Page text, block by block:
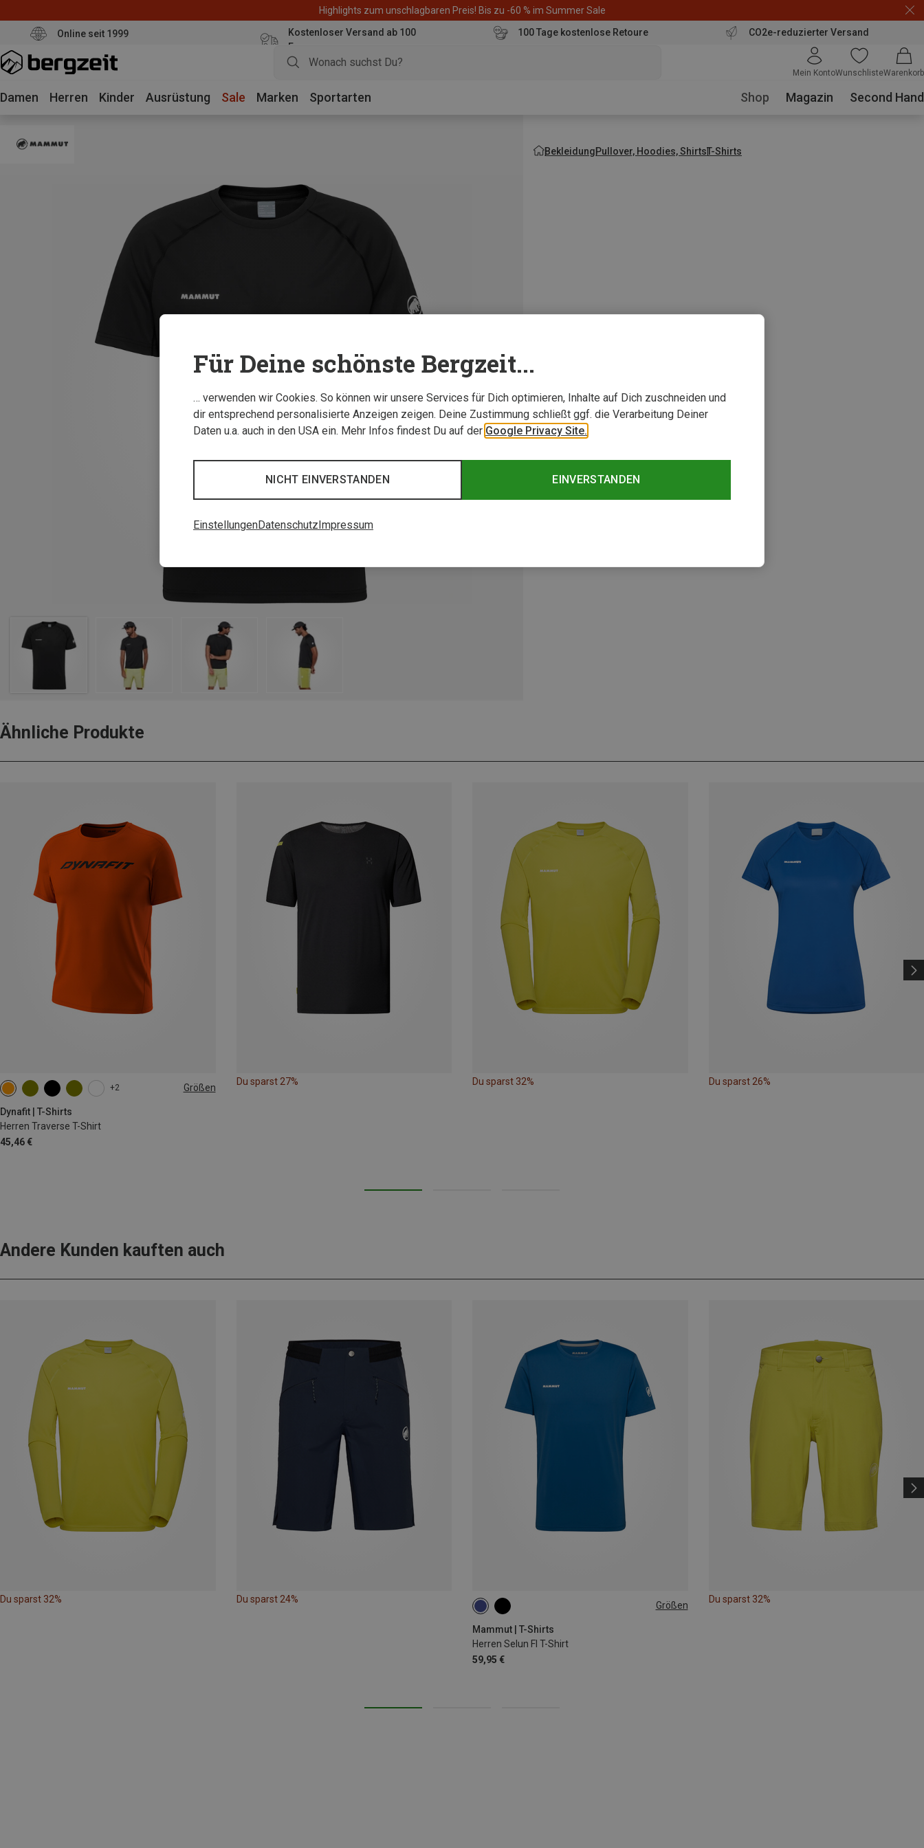
Highlights zum unschlagbaren Preis! Bis zu -60 % im Summer Sale
Online seit 1999
Kostenloser Versand ab 100
Euro
100 Tage kostenlose Retoure CO2e-reduzierter Versand
Mein KontoWunschlisteWarenkorb
Damen Herren Kinder Ausrüstung Sale Marken Sportarten Shop Magazin Second Hand
BekleidungPullover, Hoodies, ShirtsT-Shirts
Ähnliche Produkte
+2 Größen
Dynafit | T-Shirts
Herren Traverse T-Shirt
45,46 €
S M L XL XXL
Du sparst 27% Du sparst 32% Du sparst 26%
Andere Kunden kauften auch
Du sparst 32% Du sparst 24%
Größen
Mammut | T-Shirts
Herren Selun Fl T-Shirt
59,95 €
XL
Du sparst 32%
Für Deine schönste Bergzeit...
… verwenden wir Cookies. So können wir unsere Services für Dich optimieren, Inhalte auf Dich zuschneiden und
dir entsprechend personalisierte Anzeigen zeigen. Deine Zustimmung schließt ggf. die Verarbeitung Deiner
Daten u.a. auch in den USA ein. Mehr Infos findest Du auf der Google Privacy Site.
EINVERSTANDEN
NICHT EINVERSTANDEN
EinstellungenDatenschutz Impressum